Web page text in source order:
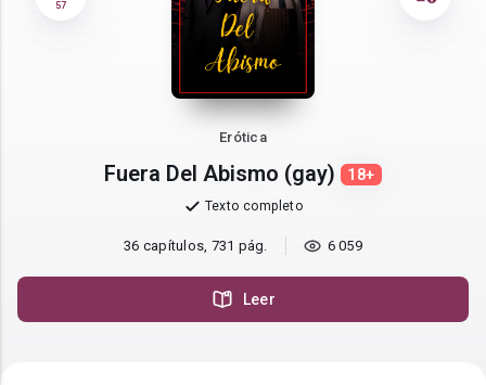
57
Erótica
Fuera Del Abismo (gay) 18+
Texto completo
36 capítulos, 731 pág. 6 059
Leer